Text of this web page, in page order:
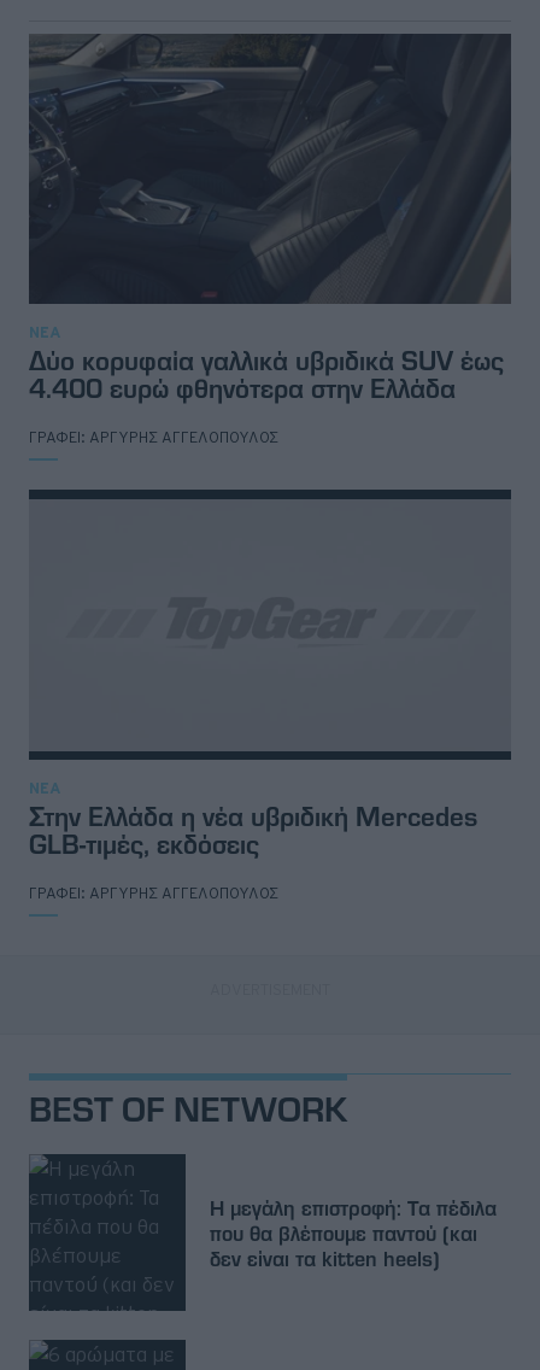
ΝΕΑ
Δύο κορυφαία γαλλικά υβριδικά SUV έως
4.400 ευρώ φθηνότερα στην Ελλάδα
ΓΡΑΦΕΙ: ΑΡΓΥΡΗΣ ΑΓΓΕΛΟΠΟΥΛΟΣ
ΝΕΑ
Στην Ελλάδα η νέα υβριδική Mercedes
GLB-τιμές, εκδόσεις
ΓΡΑΦΕΙ: ΑΡΓΥΡΗΣ ΑΓΓΕΛΟΠΟΥΛΟΣ
BEST OF NETWORK
Η μεγάλη επιστροφή: Τα πέδιλα
που θα βλέπουμε παντού (και
δεν είναι τα kitten heels)